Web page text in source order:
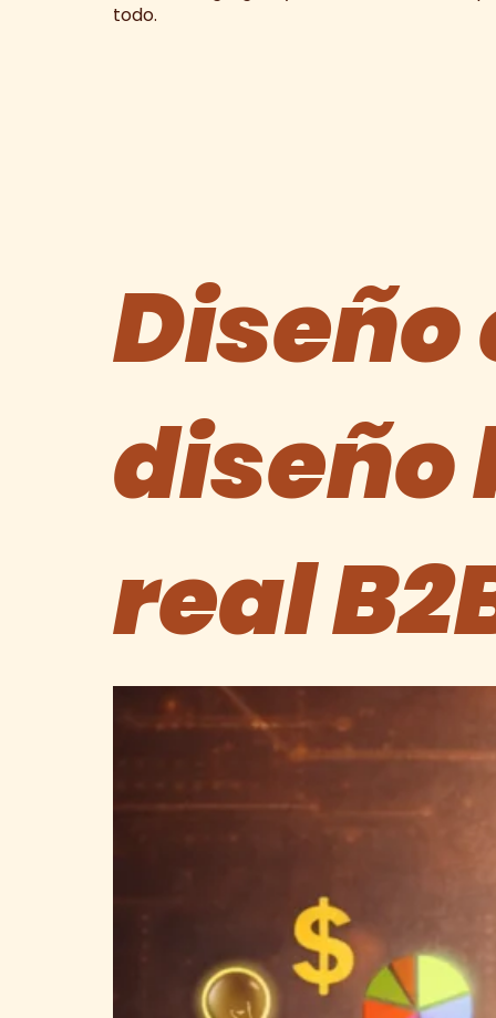
todo.
diseño
real